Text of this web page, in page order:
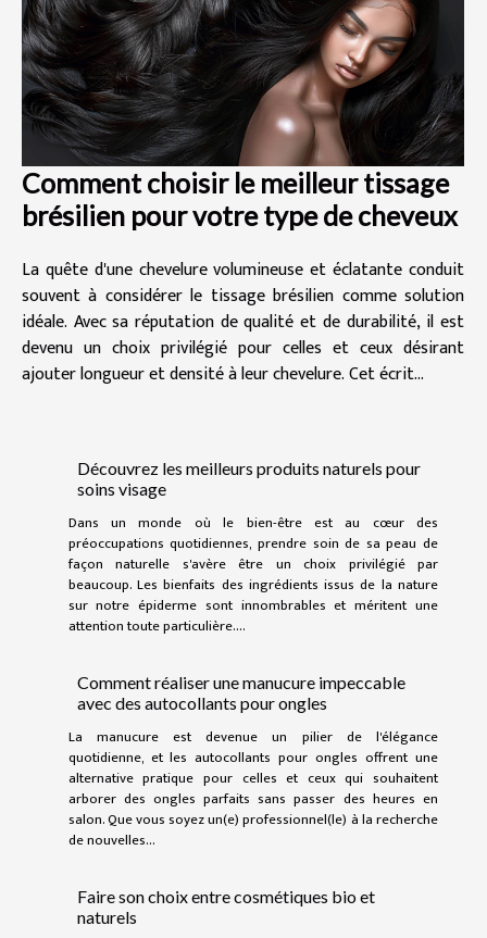
Comment choisir le meilleur tissage
brésilien pour votre type de cheveux
La quête d'une chevelure volumineuse et éclatante conduit
souvent à considérer le tissage brésilien comme solution
idéale. Avec sa réputation de qualité et de durabilité, il est
devenu un choix privilégié pour celles et ceux désirant
ajouter longueur et densité à leur chevelure. Cet écrit...
Découvrez les meilleurs produits naturels pour
soins visage
Dans un monde où le bien-être est au cœur des
préoccupations quotidiennes, prendre soin de sa peau de
façon naturelle s'avère être un choix privilégié par
beaucoup. Les bienfaits des ingrédients issus de la nature
sur notre épiderme sont innombrables et méritent une
attention toute particulière....
Comment réaliser une manucure impeccable
avec des autocollants pour ongles
La manucure est devenue un pilier de l'élégance
quotidienne, et les autocollants pour ongles offrent une
alternative pratique pour celles et ceux qui souhaitent
arborer des ongles parfaits sans passer des heures en
salon. Que vous soyez un(e) professionnel(le) à la recherche
de nouvelles...
Faire son choix entre cosmétiques bio et
naturels